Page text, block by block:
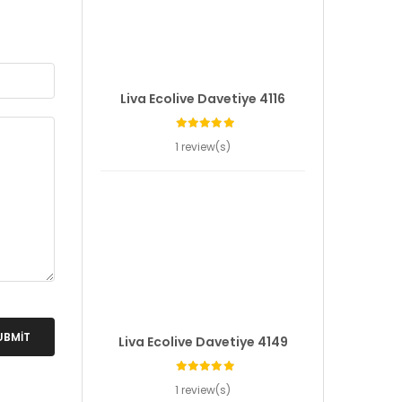
Liva Ecolive Davetiye 4116
1 review(s)
Liva Ecolive Davetiye 4149
1 review(s)